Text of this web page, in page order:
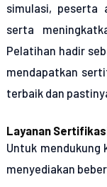
simulasi, peserta
serta
Pelatihan hadir
mendapatkan
terbaik dan
Layanan
Untuk mendukung
menyediakan